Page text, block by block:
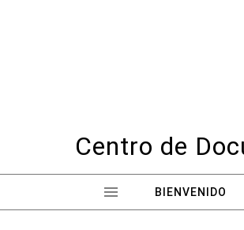
Centro de
BIENVENIDO